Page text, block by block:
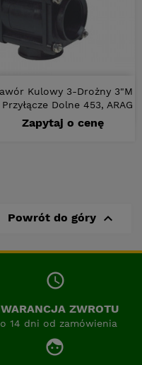
Kulowy 3-Drożny 3"M
Dolne 453, ARAG
Zapytaj o cenę
Powrót do góry 
access_time
ZWROTU
14 dni od zamówienia
face